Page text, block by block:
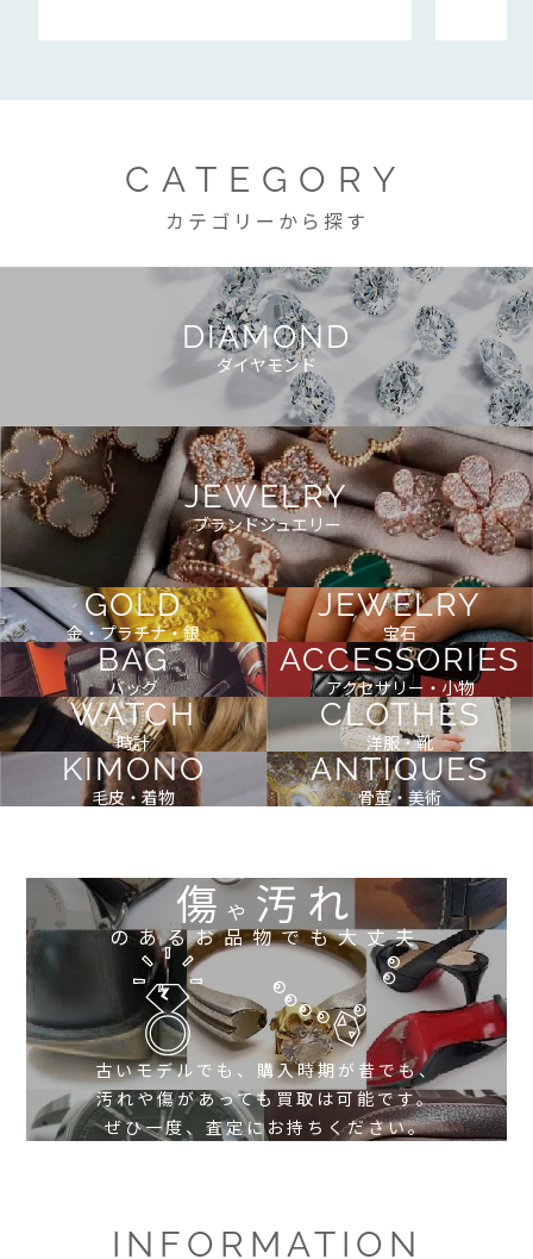
CATEGORY
カテゴリーから探す
DIAMOND
ダイヤモンド
JEWELRY
ブランドジュエリー
GOLD
金・プラチナ・銀
JEWELRY
宝石
BAG
バッグ
ACCESSORIES
アクセサリー・小物
WATCH
時計
CLOTHES
洋服・靴
KIMONO
毛皮・着物
ANTIQUES
骨董・美術
傷や 汚れ
のあるお品物でも大丈夫
古いモデルでも、購入時期が昔でも、
汚れや傷があっても買取は可能です。
ぜひ一度、査定にお持ちください。
INFORMATION